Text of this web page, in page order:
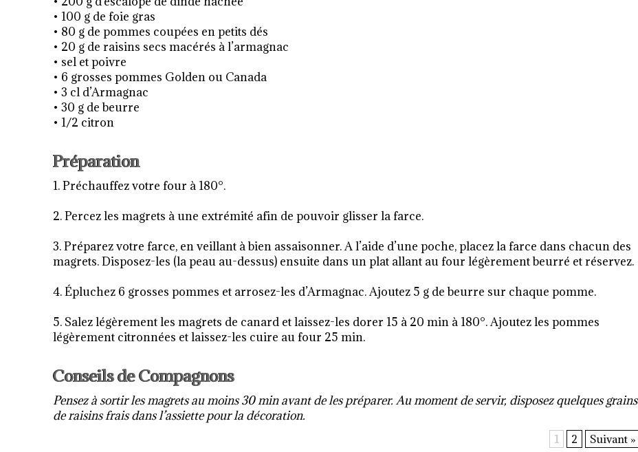
• 100 g de foie gras
• 80 g de pommes coupées en petits dés
• 20 g de raisins secs macérés à l’armagnac
• sel et poivre
• 6 grosses pommes Golden ou Canada
• 3 cl d’Armagnac
• 30 g de beurre
• 1/2 citron
Préparation
1. Préchauffez votre four à 180°.
2. Percez les magrets à une extrémité afin de pouvoir glisser la farce.
3. Préparez votre farce, en veillant à bien assaisonner. A l’aide d’une poche, placez la farce dans chacun des
magrets. Disposez-les (la peau au-dessus) ensuite dans un plat allant au four légèrement beurré et réservez.
4. Épluchez 6 grosses pommes et arrosez-les d’Armagnac. Ajoutez 5 g de beurre sur chaque pomme.
5. Salez légèrement les magrets de canard et laissez-les dorer 15 à 20 min à 180°. Ajoutez les pommes
légèrement citronnées et laissez-les cuire au four 25 min.
Conseils de Compagnons
Pensez à sortir les magrets au moins 30 min avant de les préparer. Au moment de servir, disposez quelques grains
de raisins frais dans l’assiette pour la décoration.
1 2 Suivant »